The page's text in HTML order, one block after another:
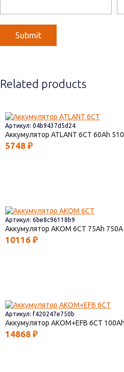
Related products
Артикул: 04b9437d5d24
Аккумулятор ATLANT 6СТ 60 510
5748 ₽
Артикул: 6be8c96118b9
Аккумулятор AКОМ 6СТ 75 750
10116 ₽
Артикул: f420247e750b
Аккумулятор AKOM+EFB 6СТ 100
14868 ₽